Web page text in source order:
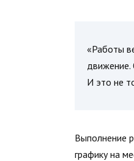
«Работы
движение.
И это не
Выполнение
графику на